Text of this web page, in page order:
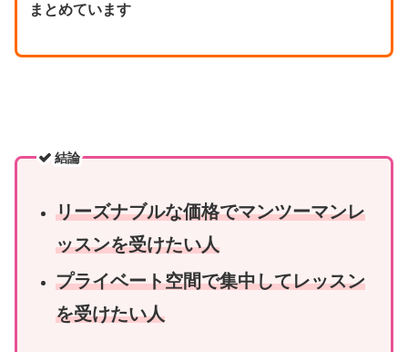
まとめています
結論
リーズナブルな価格でマンツーマンレ
ッスンを受けたい人
プライベート空間で集中してレッスン
を受けたい人